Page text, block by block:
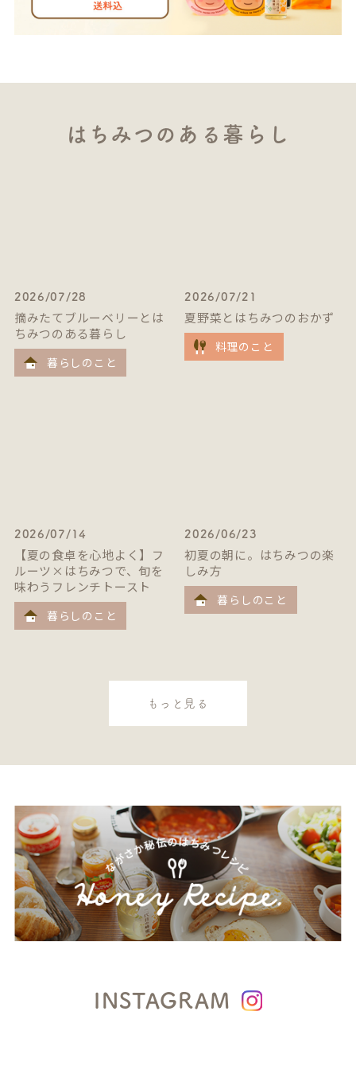
はちみつのある暮らし
2026/07/28
摘みたてブルーベリーとは
ちみつのある暮らし
暮らしのこと
2026/07/21
夏野菜とはちみつのおかず
料理のこと
2026/07/14
【夏の食卓を心地よく】フ
ルーツ×はちみつで、旬を
味わうフレンチトースト
暮らしのこと
2026/06/23
初夏の朝に。はちみつの楽
しみ方
暮らしのこと
もっと見る
INSTAGRAM